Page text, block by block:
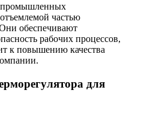
промышленных
частью
обеспечивают
рабочих процессов,
к повышению качества
для